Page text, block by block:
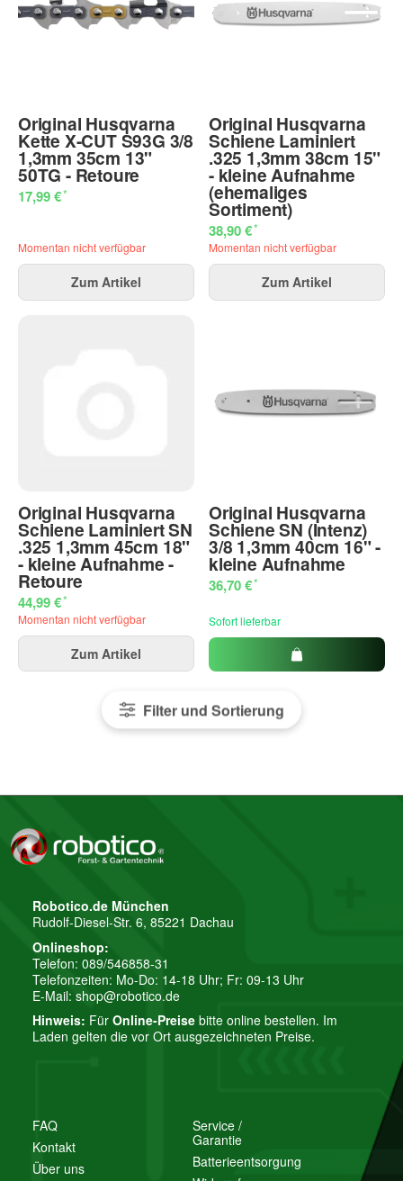
Filter und Sortierung
Original Husqvarna
Kette X-CUT S93G 3/8
1,3mm 35cm 13"
50TG - Retoure
17,99 €*
Momentan nicht verfügbar
Zum Artikel
Original Husqvarna
Schiene Laminiert
.325 1,3mm 38cm 15"
- kleine Aufnahme
(ehemaliges
Sortiment)
38,90 €*
Momentan nicht verfügbar
Zum Artikel
Original Husqvarna
Schiene Laminiert SN
.325 1,3mm 45cm 18"
- kleine Aufnahme -
Retoure
44,99 €*
Momentan nicht verfügbar
Zum Artikel
Original Husqvarna
Schiene SN (Intenz)
3/8 1,3mm 40cm 16" -
kleine Aufnahme
36,70 €*
Sofort lieferbar
FAQ
Kontakt
Über uns
Service /
Garantie
Batterieentsorgung
Robotico.de München
Rudolf-Diesel-Str. 6, 85221 Dachau
Onlineshop:
Telefon: 089/546858-31
Telefonzeiten: Mo-Do: 14-18 Uhr; Fr: 09-13 Uhr
E-Mail: shop@robotico.de
Hinweis: Für Online-Preise bitte online bestellen. Im
Laden gelten die vor Ort ausgezeichneten Preise.